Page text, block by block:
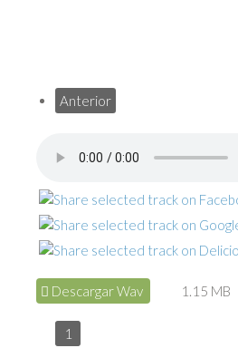
Descargar Wav 1.15 MB
Anterior
1